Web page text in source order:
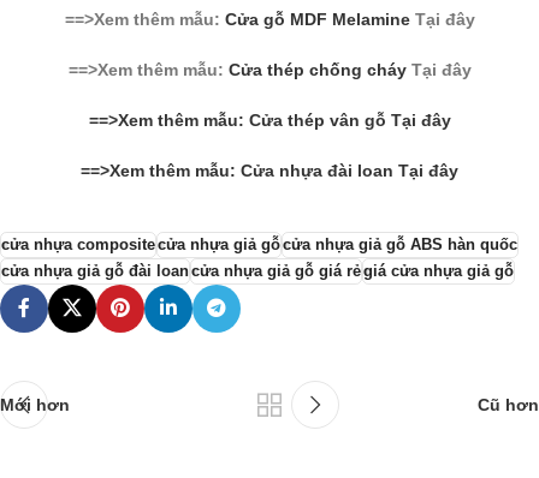
==>Xem thêm mẫu: Cửa gỗ MDF MelamineTại đây
==>Xem thêm mẫu: Cửa thép chống cháyTại đây
==>Xem thêm mẫu: Cửa thép vân gỗ Tại đây
==>Xem thêm mẫu: Cửa nhựa đài loan Tại đây
cửa nhựa compositecửa nhựa giả gỗcửa nhựa giả gỗ ABS hàn quốc
cửa nhựa giả gỗ đài loancửa nhựa giả gỗ giá rẻgiá cửa nhựa giả gỗ
Mới hơn Cũ hơn